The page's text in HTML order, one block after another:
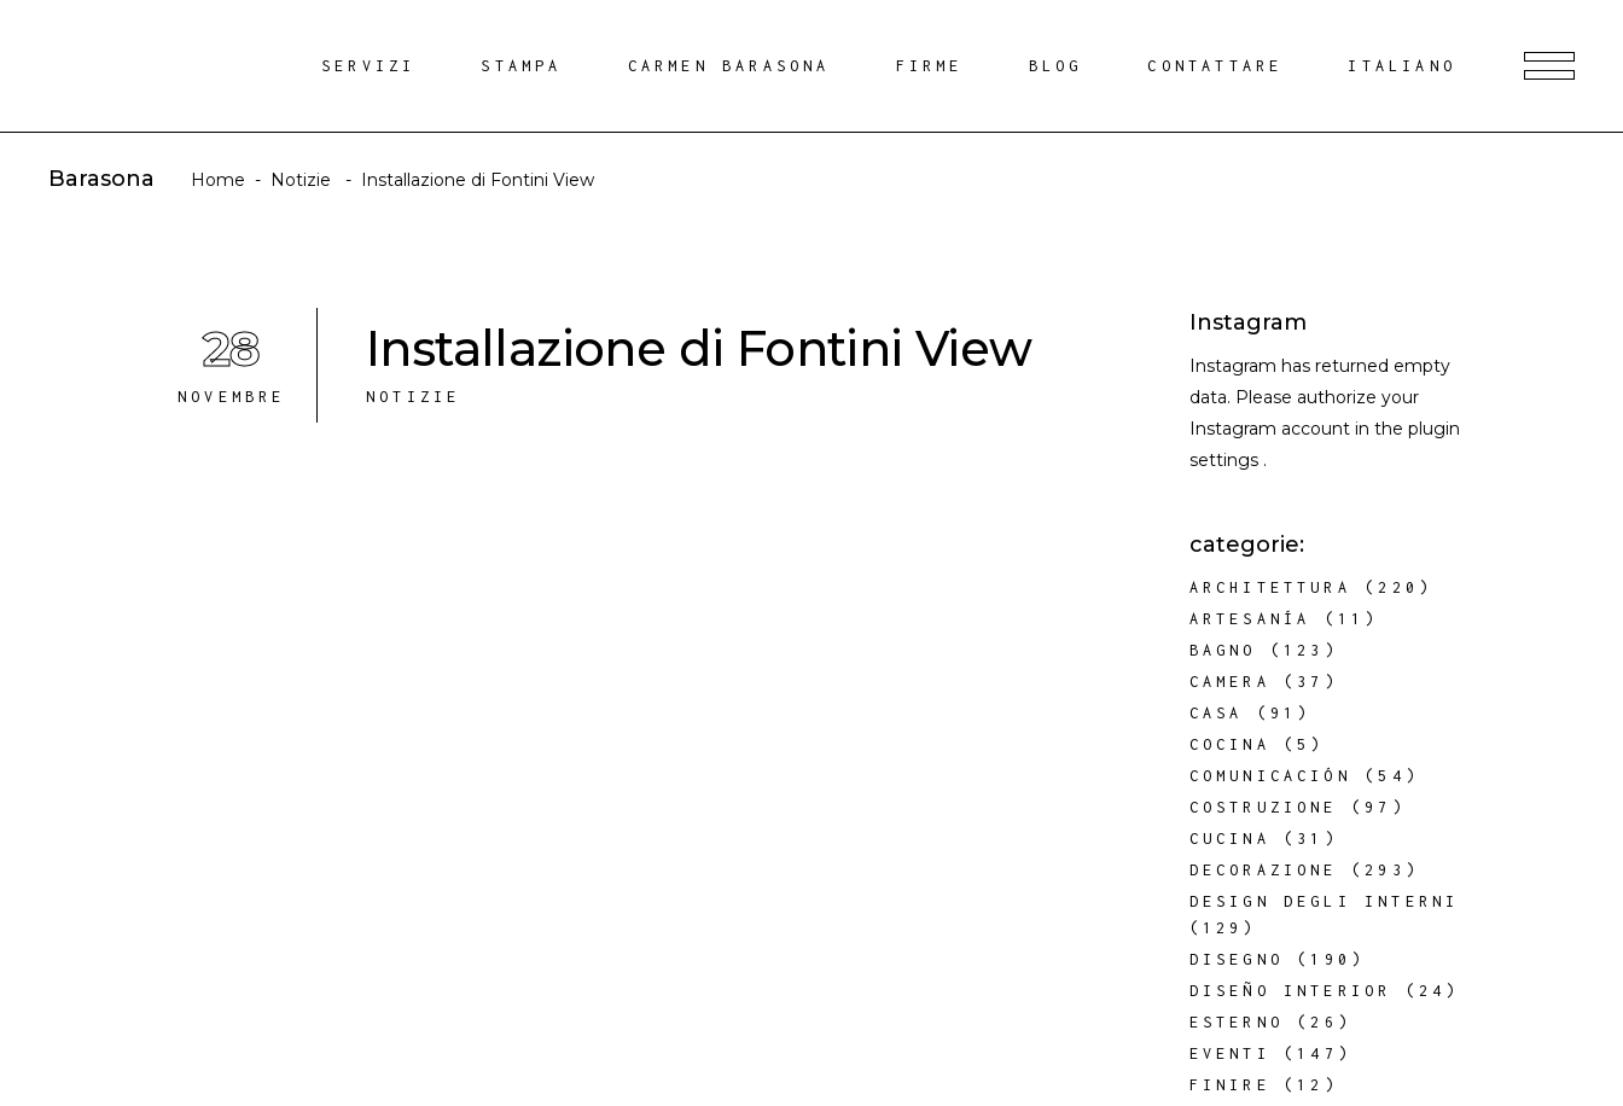
SERVIZI STAMPA CARMEN BARASONA FIRME BLOG CONTATTARE ITALIANO
Barasona Home - Notizie - Installazione di Fontini View
28
NOVEMBRE
Installazione di Fontini View
NOTIZIE
Instagram
Instagram has returned empty
data. Please authorize your
Instagram account in the plugin
settings .
categorie:
ARCHITETTURA
(220)
ARTESANÍA
(11)
BAGNO
(123)
CAMERA
(37)
CASA
(91)
COCINA
(5)
COMUNICACIÓN
(54)
COSTRUZIONE
(97)
CUCINA
(31)
DECORAZIONE
(293)
DESIGN DEGLI INTERNI
(129)
DISEGNO
(190)
DISEÑO INTERIOR
(24)
ESTERNO
(26)
EVENTI
(147)
FINIRE
(12)